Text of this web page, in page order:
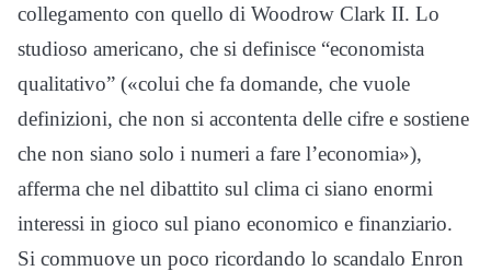
collegamento con quello di Woodrow Clark II. Lo
studioso americano, che si definisce “economista
qualitativo” («colui che fa domande, che vuole
definizioni, che non si accontenta delle cifre e sostiene
che non siano solo i numeri a fare l’economia»),
afferma che nel dibattito sul clima ci siano enormi
interessi in gioco sul piano economico e finanziario.
Si commuove un poco ricordando lo scandalo Enron